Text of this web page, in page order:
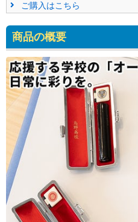
ご購入はこちら
商品の概要